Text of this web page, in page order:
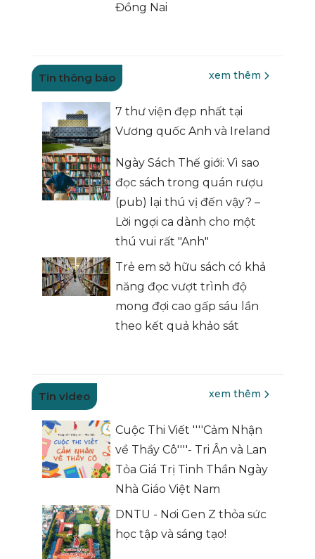
Đồng Nai
Tin thông báo xem thêm
7 thư viện đẹp nhất tại
Vương quốc Anh và Ireland
Ngày Sách Thế giới: Vì sao
đọc sách trong quán rượu
(pub) lại thú vị đến vậy? –
Lời ngợi ca dành cho một
thú vui rất "Anh"
Trẻ em sở hữu sách có khả
năng đọc vượt trình độ
mong đợi cao gấp sáu lần
theo kết quả khảo sát
Tin video xem thêm
Cuộc Thi Viết ''''Cảm Nhận
về Thầy Cô''''- Tri Ân và Lan
Tỏa Giá Trị Tinh Thần Ngày
Nhà Giáo Việt Nam
DNTU - Nơi Gen Z thỏa sức
học tập và sáng tạo!